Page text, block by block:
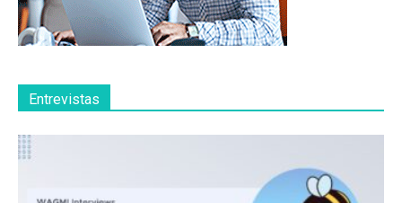
Entrevistas